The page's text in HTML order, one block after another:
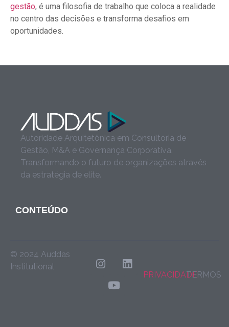
gestão, é uma filosofia de trabalho que coloca a realidade
no centro das decisões e transforma desafios em
oportunidades.
Autoridade Arquitetônica em Consultoria de
Gestão, M&A e Governança Corporativa.
Transformando o futuro de organizações através
da estratégia de elite.
CONTEÚDO
© 2024 Auddas
Institutional
PRIVACIDADETERMOS